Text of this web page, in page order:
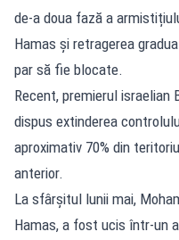
de-a doua fază a
Hamas și retragerea
par să fie blocate.
Recent, premierul israelian
dispus extinderea
aproximativ 70% din
anterior.
La sfârșitul lunii mai,
Hamas, a fost ucis într-un